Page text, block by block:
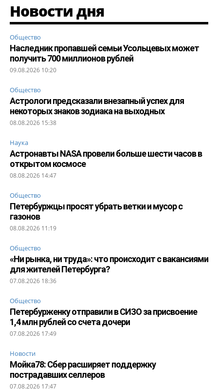
Новости дня
Общество
Наследник пропавшей семьи Усольцевых может
получить 700 миллионов рублей
09.08.2026 10:20
Общество
Астрологи предсказали внезапный успех для
некоторых знаков зодиака на выходных
08.08.2026 15:38
Наука
Астронавты NASA провели больше шести часов в
открытом космосе
08.08.2026 14:47
Общество
Петербуржцы просят убрать ветки и мусор с
газонов
08.08.2026 11:19
Общество
«Ни рынка, ни труда»: что происходит с вакансиями
для жителей Петербурга?
07.08.2026 18:36
Общество
Петербурженку отправили в СИЗО за присвоение
1,4 млн рублей со счета дочери
07.08.2026 17:49
Новости
Мойка78: Сбер расширяет поддержку
пострадавших селлеров
07.08.2026 17:47